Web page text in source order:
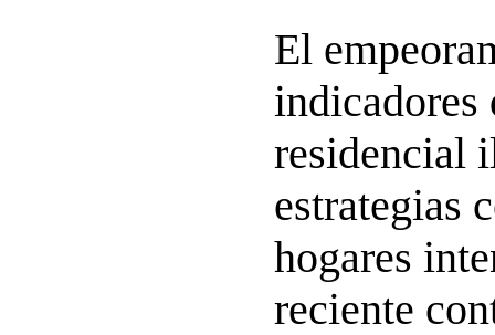
El
indicadores
residencial
estrategias
hogares
reciente